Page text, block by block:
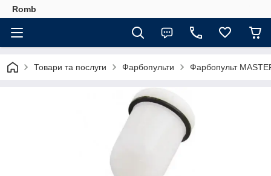
Romb
Товари та послуги Фарбопульти Фарбопульт